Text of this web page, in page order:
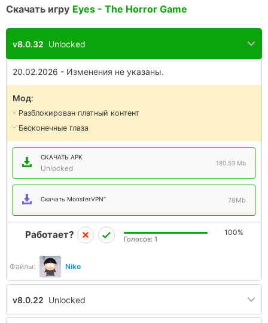
Скачать игру Eyes - The Horror Game
v8.0.32 Unlocked
20.02.2026 - Изменения не указаны.
Мод:
- Разблокирован платный контент
- Бесконечные глаза
СКАЧАТЬ APK
Unlocked
180.53 Mb
Скачать MonsterVPN" 78Mb
Файлы: Niko
Работает? 100%
Голосов: 1
v8.0.22 Unlocked